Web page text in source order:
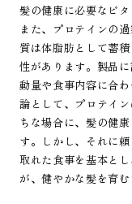
髪の健康に必要なビ
また、プロテインの
質は体脂肪として蓄
性があります。製品
動量や食事内容に合
論として、プロテイ
ちな場合に、髪の健
す。しかし、それに
取れた食事を基本と
が、健やかな髪を育